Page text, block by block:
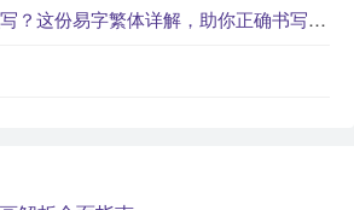
易字繁体详解，助你正确书写汉字_汉字繁体学习